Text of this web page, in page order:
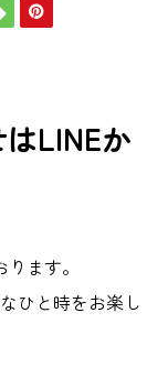

LINEか
ます。
ひと時をお楽し